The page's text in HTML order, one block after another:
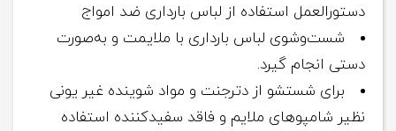
دستورالعمل استفاده از لباس بارداری ضد امواج
شست‌وشوی لباس بارداری با ملایمت و به‌صورت
دستی انجام گیرد.
برای شستشو از دترجنت و مواد شوینده غیر یونی
نظیر شامپوهای ملایم و فاقد سفیدکننده استفاده